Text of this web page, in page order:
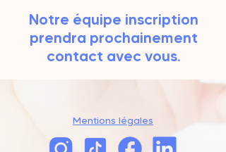
Notre équipe inscription
prendra prochainement
contact avec vous.
Mentions légales